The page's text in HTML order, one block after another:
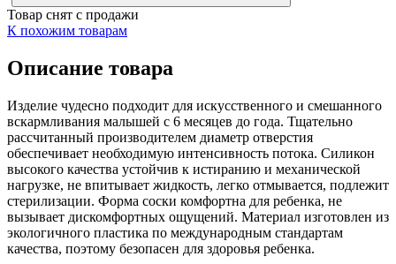
Товар снят с продажи
К похожим товарам
Описание товара
Изделие чудесно подходит для искусственного и смешанного
вскармливания малышей c 6 месяцев до года. Тщательно
рассчитанный производителем диаметр отверстия
обеспечивает необходимую интенсивность потока. Силикон
высокого качества устойчив к истиранию и механической
нагрузке, не впитывает жидкость, легко отмывается, подлежит
стерилизации. Форма соски комфортна для ребенка, не
вызывает дискомфортных ощущений. Материал изготовлен из
экологичного пластика по международным стандартам
качества, поэтому безопасен для здоровья ребенка.